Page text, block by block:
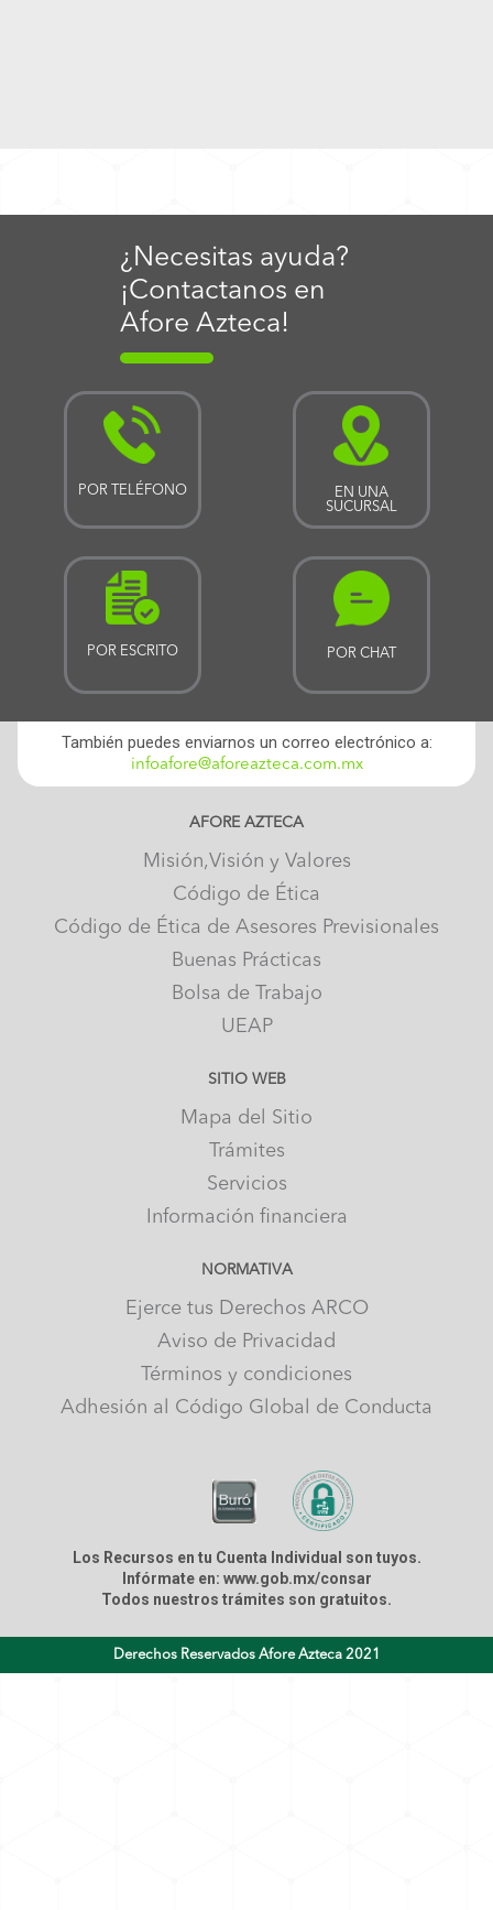
¿Necesitas ayuda?
¡Contactanos en
Afore Azteca!
POR TELÉFONO
EN UNA
SUCURSAL
POR ESCRITO POR CHAT
También puedes enviarnos un correo electrónico a:
infoafore@aforeazteca.com.mx
AFORE AZTECA
Misión,Visión y Valores
Código de Ética
Código de Ética de Asesores Previsionales
Buenas Prácticas
Bolsa de Trabajo
UEAP
SITIO WEB
Mapa del Sitio
Trámites
Servicios
Información financiera
NORMATIVA
Ejerce tus Derechos ARCO
Aviso de Privacidad
Términos y condiciones
Adhesión al Código Global de Conducta
Los Recursos en tu Cuenta Individual son tuyos.
Infórmate en: www.gob.mx/consar
Todos nuestros trámites son gratuitos.
Derechos Reservados Afore Azteca 2021